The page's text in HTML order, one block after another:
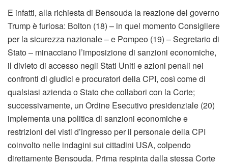
E infatti, alla richiesta di Bensouda la reazione del governo
Trump è furiosa: Bolton (18) – in quel momento Consigliere
per la sicurezza nazionale – e Pompeo (19) – Segretario di
Stato – minacciano l’imposizione di sanzioni economiche,
il divieto di accesso negli Stati Uniti e azioni penali nei
confronti di giudici e procuratori della CPI, così come di
qualsiasi azienda o Stato che collabori con la Corte;
successivamente, un Ordine Esecutivo presidenziale (20)
implementa una politica di sanzioni economiche e
restrizioni dei visti d’ingresso per il personale della CPI
coinvolto nelle indagini sui cittadini USA, colpendo
direttamente Bensouda. Prima respinta dalla stessa Corte